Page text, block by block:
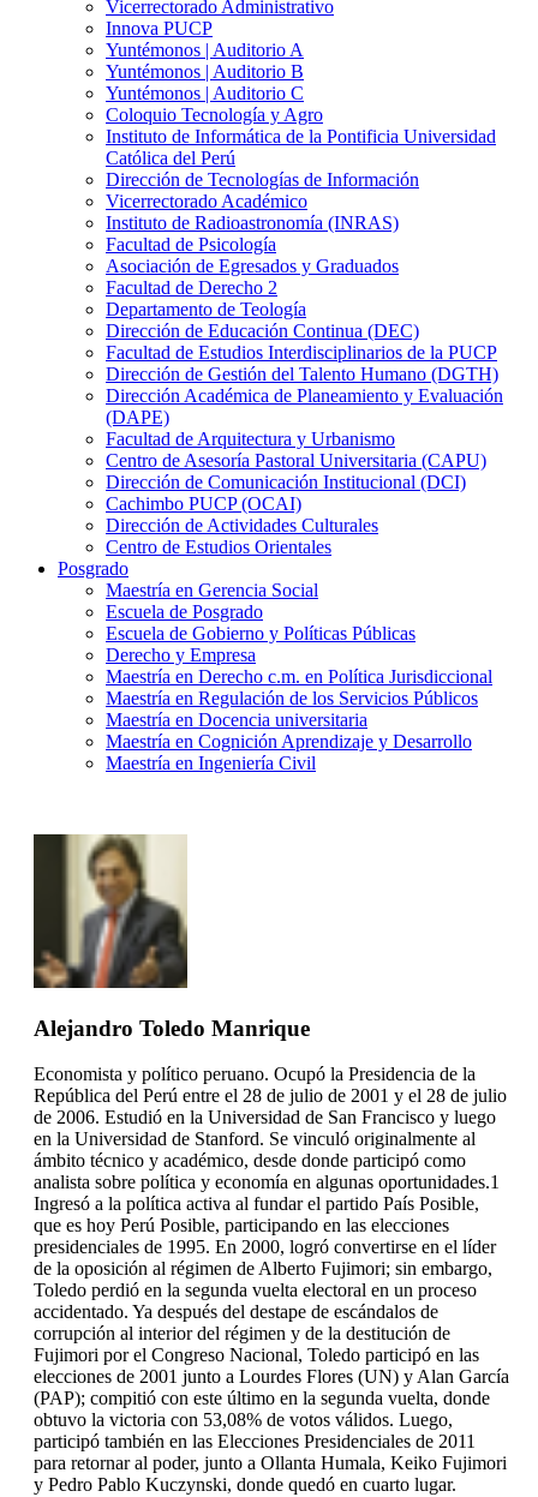
Vicerrectorado Administrativo
Innova PUCP
Yuntémonos | Auditorio A
Yuntémonos | Auditorio B
Yuntémonos | Auditorio C
Coloquio Tecnología y Agro
Instituto de Informática de la Pontificia Universidad
Católica del Perú
Dirección de Tecnologías de Información
Vicerrectorado Académico
Instituto de Radioastronomía (INRAS)
Facultad de Psicología
Asociación de Egresados y Graduados
Facultad de Derecho 2
Departamento de Teología
Dirección de Educación Continua (DEC)
Facultad de Estudios Interdisciplinarios de la PUCP
Dirección de Gestión del Talento Humano (DGTH)
Dirección Académica de Planeamiento y Evaluación
(DAPE)
Facultad de Arquitectura y Urbanismo
Centro de Asesoría Pastoral Universitaria (CAPU)
Dirección de Comunicación Institucional (DCI)
Cachimbo PUCP (OCAI)
Dirección de Actividades Culturales
Centro de Estudios Orientales
Posgrado
Maestría en Gerencia Social
Escuela de Posgrado
Escuela de Gobierno y Políticas Públicas
Derecho y Empresa
Maestría en Derecho c.m. en Política Jurisdiccional
Maestría en Regulación de los Servicios Públicos
Maestría en Docencia universitaria
Maestría en Cognición Aprendizaje y Desarrollo
Maestría en Ingeniería Civil
Alejandro Toledo Manrique
Economista y político peruano. Ocupó la Presidencia de la
República del Perú entre el 28 de julio de 2001 y el 28 de julio
de 2006. Estudió en la Universidad de San Francisco y luego
en la Universidad de Stanford. Se vinculó originalmente al
ámbito técnico y académico, desde donde participó como
analista sobre política y economía en algunas oportunidades.1
Ingresó a la política activa al fundar el partido País Posible,
que es hoy Perú Posible, participando en las elecciones
presidenciales de 1995. En 2000, logró convertirse en el líder
de la oposición al régimen de Alberto Fujimori; sin embargo,
Toledo perdió en la segunda vuelta electoral en un proceso
accidentado. Ya después del destape de escándalos de
corrupción al interior del régimen y de la destitución de
Fujimori por el Congreso Nacional, Toledo participó en las
elecciones de 2001 junto a Lourdes Flores (UN) y Alan García
(PAP); compitió con este último en la segunda vuelta, donde
obtuvo la victoria con 53,08% de votos válidos. Luego,
participó también en las Elecciones Presidenciales de 2011
para retornar al poder, junto a Ollanta Humala, Keiko Fujimori
y Pedro Pablo Kuczynski, donde quedó en cuarto lugar.